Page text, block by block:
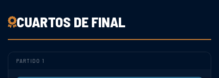
CUARTOS DE FINAL
PARTIDO 1